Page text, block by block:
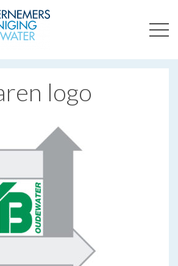
OUDEWATER
logo